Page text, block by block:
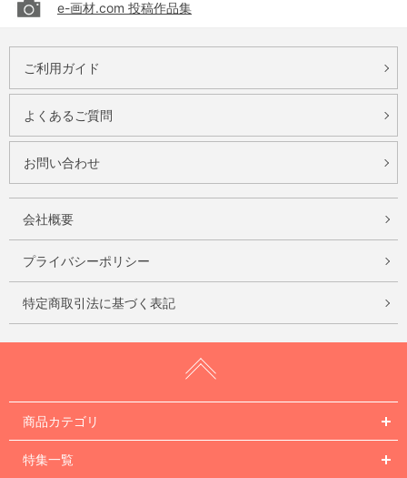
e-画材.com 投稿作品集
ご利用ガイド
よくあるご質問
お問い合わせ
会社概要
プライバシーポリシー
特定商取引法に基づく表記
商品カテゴリ
特集一覧